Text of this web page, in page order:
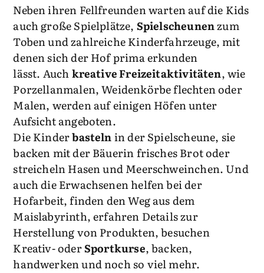
Neben ihren Fellfreunden warten auf die Kids
auch große Spielplätze, Spielscheunenzum
Toben und zahlreiche Kinderfahrzeuge, mit
denen sich der Hof prima erkunden
lässt. Auchkreative Freizeitaktivitäten, wie
Porzellanmalen, Weidenkörbe flechten oder
Malen, werden auf einigen Höfen unter
Aufsicht angeboten.
Die Kinderbastelnin der Spielscheune, sie
backen mit der Bäuerin frisches Brot oder
streicheln Hasen und Meerschweinchen. Und
auch die Erwachsenen helfen bei der
Hofarbeit, finden den Weg aus dem
Maislabyrinth, erfahren Details zur
Herstellung von Produkten, besuchen
Kreativ- oderSportkurse, backen,
handwerken und noch so viel mehr.